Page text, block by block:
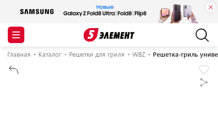
Главная Каталог Решетки для гриля WBZ Решетка-гриль